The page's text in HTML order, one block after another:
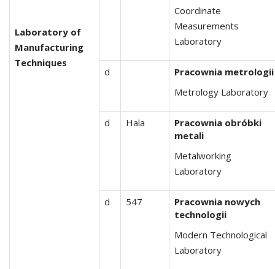
Laboratory of
Manufacturing
Techniques
Coordinate
Measurements
Laboratory
d
Pracownia metrologii
Metrology Laboratory
d Hala
Pracownia obróbki
metali
Metalworking
Laboratory
d 547
Pracownia nowych
technologii
Modern Technological
Laboratory